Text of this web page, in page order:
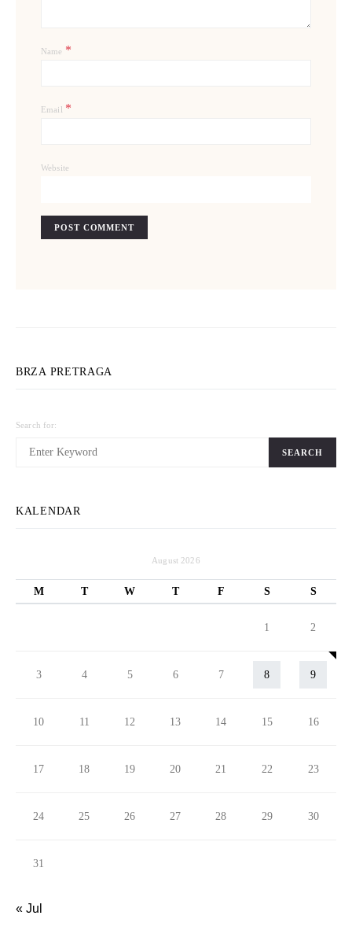
Name *
Email *
Website
BRZA PRETRAGA
Search for:
SEARCH
KALENDAR
August 2026
M T W T F S S
1 2
3 4 5 6 7 8 9
10 11 12 13 14 15 16
17 18 19 20 21 22 23
24 25 26 27 28 29 30
31
« Jul